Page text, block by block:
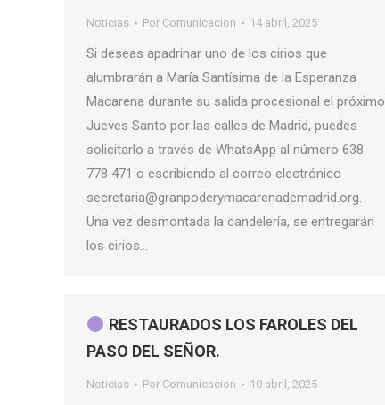
Noticias Por Comunicacion 14 abril, 2025
Si deseas apadrinar uno de los cirios que
alumbrarán a María Santísima de la Esperanza
Macarena durante su salida procesional el próximo
Jueves Santo por las calles de Madrid, puedes
solicitarlo a través de WhatsApp al número 638
778 471 o escribiendo al correo electrónico
secretaria@granpoderymacarenademadrid.org.
Una vez desmontada la candelería, se entregarán
los cirios…
RESTAURADOS LOS FAROLES DEL
PASO DEL SEÑOR.
Noticias Por Comunicacion 10 abril, 2025